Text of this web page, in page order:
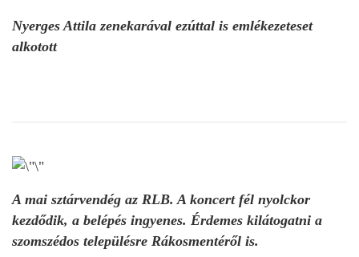
Nyerges Attila zenekarával ezúttal is emlékezeteset
alkotott
A mai sztárvendég az RLB. A koncert fél nyolckor
kezdődik, a belépés ingyenes. Érdemes kilátogatni a
szomszédos településre Rákosmentéről is.